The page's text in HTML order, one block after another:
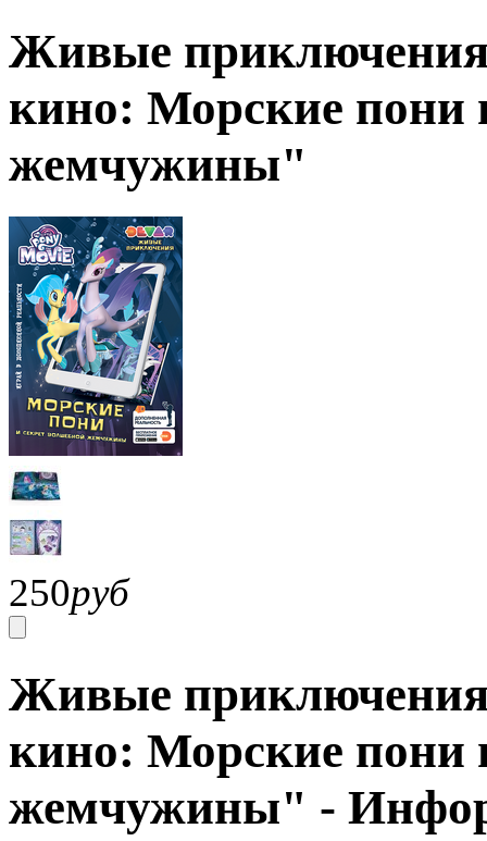
Живые
кино: Морские пони
жемчужины"
250руб
Живые
кино: Морские пони
жемчужины" -